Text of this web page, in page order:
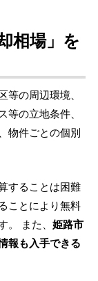
相場」を
の周辺環境、
の立地条件、
物件ごとの個別
することは困難
ことにより無料
また、 姫路市
報も入手できる